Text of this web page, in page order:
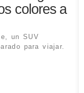
colores a
un SUV
para viajar.